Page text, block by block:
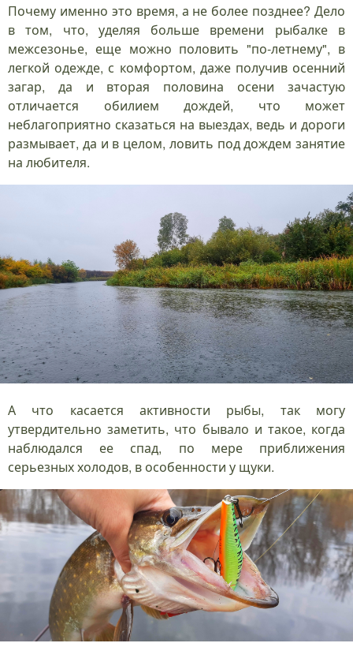
Почему именно это время, а не более позднее? Дело
в том, что, уделяя больше времени рыбалке в
межсезонье, еще можно половить "по-летнему", в
легкой одежде, с комфортом, даже получив осенний
загар, да и вторая половина осени зачастую
отличается обилием дождей, что может
неблагоприятно сказаться на выездах, ведь и дороги
размывает, да и в целом, ловить под дождем занятие
на любителя.
А что касается активности рыбы, так могу
утвердительно заметить, что бывало и такое, когда
наблюдался ее спад, по мере приближения
серьезных холодов, в особенности у щуки.